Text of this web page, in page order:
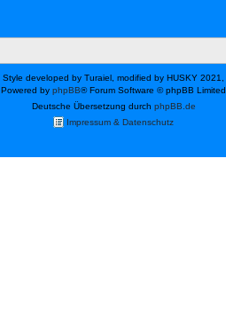
Style developed by Turaiel, modified by HUSKY 2021,
Powered by phpBB® Forum Software © phpBB Limited
Deutsche Übersetzung durch phpBB.de
Impressum & Datenschutz